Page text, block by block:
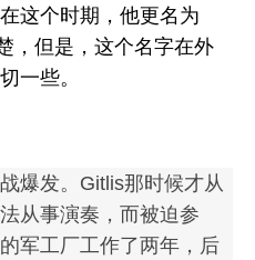
这个时期，他更名为
，但是，这个名字在外
一些。
爆发。Gitlis那时候才从
从事演奏，而被迫参
军工厂工作了两年，后